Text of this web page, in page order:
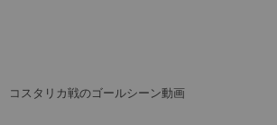
コスタリカ戦のゴールシーン動画